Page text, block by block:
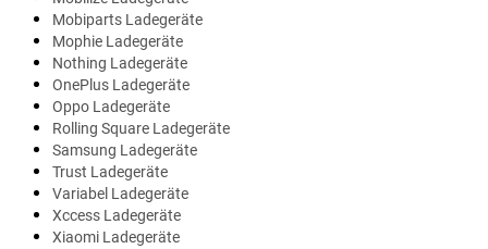
Mobiparts Ladegeräte
Mophie Ladegeräte
Nothing Ladegeräte
OnePlus Ladegeräte
Oppo Ladegeräte
Rolling Square Ladegeräte
Samsung Ladegeräte
Trust Ladegeräte
Variabel Ladegeräte
Xccess Ladegeräte
Xiaomi Ladegeräte